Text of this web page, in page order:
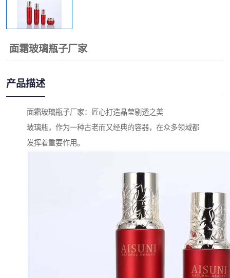
面霜玻璃瓶子厂家
产品描述
面霜玻璃瓶子厂家：匠心打造晶莹剔透之美
玻璃瓶，作为一种古老而又经典的容器，在众多领域都
发挥着重要作用。